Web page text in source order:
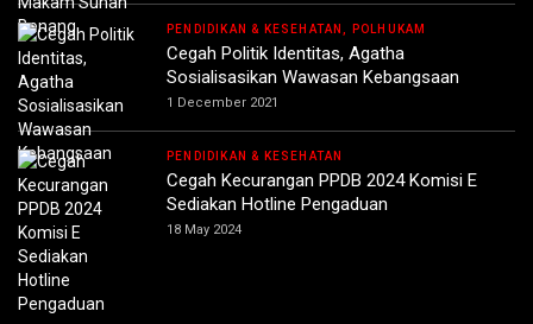
PENDIDIKAN & KESEHATAN, POLHUKAM
Cegah Politik Identitas, Agatha
Sosialisasikan Wawasan Kebangsaan
1 December 2021
PENDIDIKAN & KESEHATAN
Cegah Kecurangan PPDB 2024 Komisi E
Sediakan Hotline Pengaduan
18 May 2024